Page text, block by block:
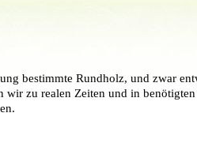
bestimmte Rundholz, und zwar
wir zu realen Zeiten und in